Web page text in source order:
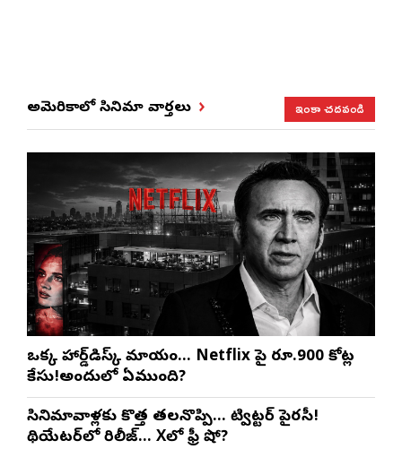
అమెరికాలో సినిమా వార్తలు ఇంకా చదవండి
ఒక్క హార్డ్‌డిస్క్ మాయం… Netflix పై రూ.900 కోట్ల
కేసు!అందులో ఏముంది?
సినిమావాళ్లకు కొత్త తలనొప్పి… ట్విట్టర్ పైరసీ!
థియేటర్‌లో రిలీజ్… Xలో ఫ్రీ షో?